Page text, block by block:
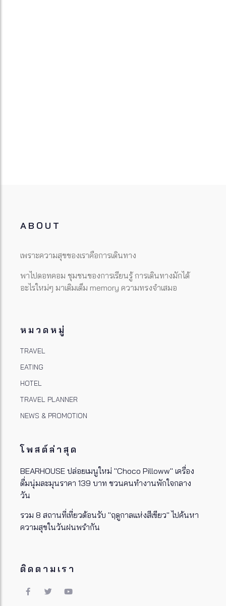
ABOUT
เพราะความสุขของเราคือการเดินทาง
พาไปดอทคอม ชุมชนของการเรียนรู้ การเดินทางมักได้
อะไรใหม่ๆ มาเติมเต็ม memory ความทรงจำเสมอ
หมวดหมู่
TRAVEL
EATING
HOTEL
TRAVEL PLANNER
NEWS & PROMOTION
โพสต์ล่าสุด
BEARHOUSE ปล่อยเมนูใหม่ "Choco Pilloww" เครื่อง
ดื่มนุ่มละมุนราคา 139 บาท ชวนคนทำงานพักใจกลาง
วัน
รวม 8 สถานที่เที่ยวต้อนรับ "ฤดูกาลแห่งสีเขียว" ไปค้นหา
ความสุขในวันฝนพรำกัน
ติดตามเรา